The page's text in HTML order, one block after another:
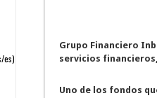
Grupo Financiero
servicios financieros,
Uno de los fondos